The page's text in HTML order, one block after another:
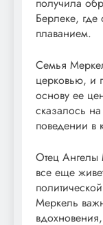
получила
Берлеке,
плаванием.
Семья
церковью, и
основу ее
сказалось
поведении в
Отец Ангелы
все еще
Меркель